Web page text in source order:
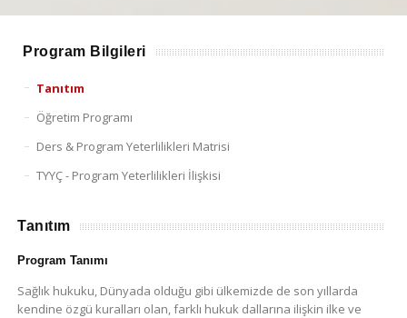
Program Bilgileri
Tanıtım
Öğretim Programı
Ders & Program Yeterlilikleri Matrisi
TYYÇ - Program Yeterlilikleri İlişkisi
Tanıtım
Program Tanımı
Sağlık hukuku, Dünyada olduğu gibi ülkemizde de son yıllarda
kendine özgü kuralları olan, farklı hukuk dallarına ilişkin ilke ve